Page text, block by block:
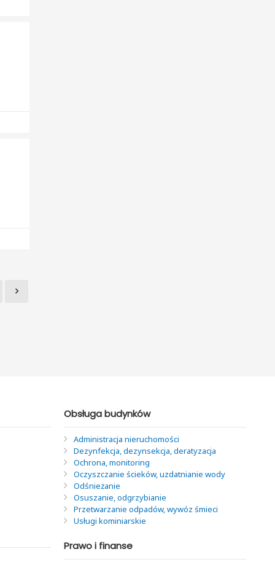
Obsługa budynków
Administracja nieruchomości
Dezynfekcja, dezynsekcja, deratyzacja
Ochrona, monitoring
Oczyszczanie ścieków, uzdatnianie wody
Odśnieżanie
Osuszanie, odgrzybianie
Przetwarzanie odpadów, wywóz śmieci
Usługi kominiarskie
Prawo i finanse